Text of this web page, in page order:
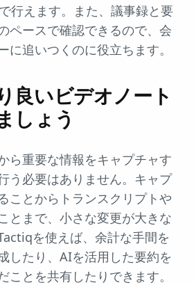
行えます。また、議事録と要
ペースで確認できるので、会
に追いつくのに役立ちます。
良いビデオノート
しょう
ら重要な情報をキャプチャす
う必要はありません。キャプ
ことからトランスクリプトや
とまで、小さな変更が大きな
を使えば、余計な手間を
したり、AIを活用した要約を
ことを共有したりできます。